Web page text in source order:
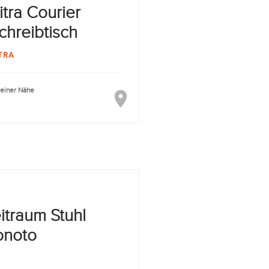
Courier
Nähe
Stuhl